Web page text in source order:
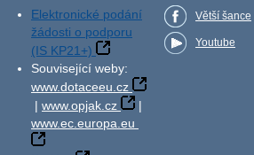
Elektronické podání
žádosti o podporu
(IS KP21+)
Související weby:
www.dotaceeu.cz
| www.opjak.cz
|
www.ec.europa.eu
Větší šance
Youtube